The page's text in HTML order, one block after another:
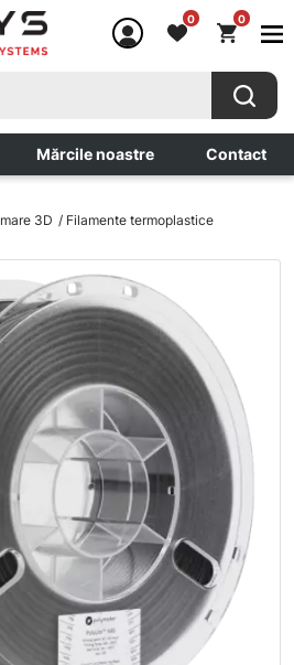
0 0
Mărcile noastre Contact
3D
Filamente termoplastice